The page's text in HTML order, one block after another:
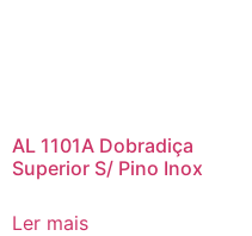
AL 1101A Dobradiça
Superior S/ Pino Inox
Ler mais